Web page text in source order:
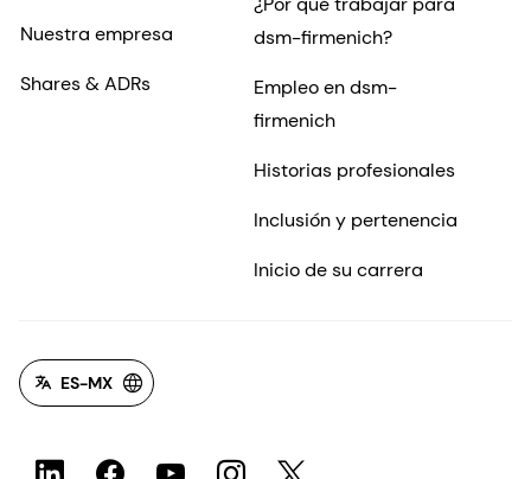
Nuestra empresa
Shares & ADRs
dsm-firmenich?
Empleo en dsm-
firmenich
Historias profesionales
Inclusión y pertenencia
Inicio de su carrera
ES-MX